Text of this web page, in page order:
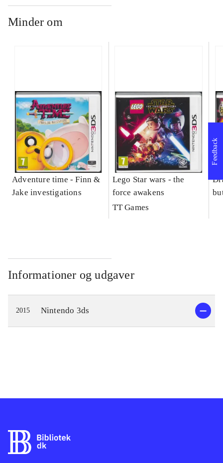
Minder om
Adventure time - Finn &
Jake investigations
Lego Star wars - the
force awakens
TT Games
Informationer og udgaver
2015 Nintendo 3ds
Feedback